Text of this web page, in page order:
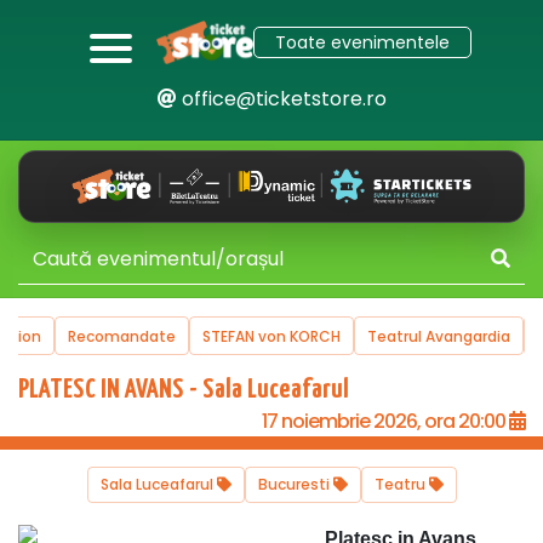
Toate evenimentele
office@ticketstore.ro
Recomandate STEFAN von KORCH Teatrul Avangardia
PLATESC IN AVANS - Sala Luceafarul
17 noiembrie 2026, ora 20:00
Sala Luceafarul Bucuresti Teatru
Platesc in Avans